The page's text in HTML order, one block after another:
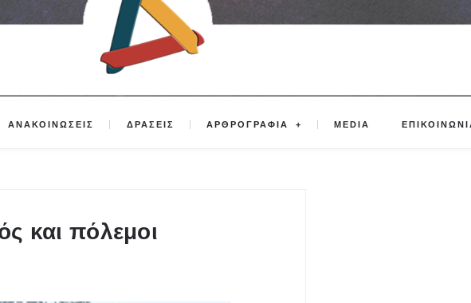
ΑΝΑΚΟΙΝΩΣΕΙΣ ΔΡΑΣΕΙΣ ΑΡΘΡΟΓΡΑΦΙΑ MEDIA
και πόλεμοι